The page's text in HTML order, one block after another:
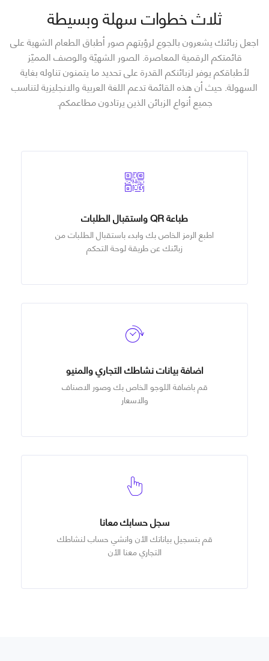
ثلاث خطوات سهلة وبسيطة
اجعل زبائنك يشعرون بالجوع لرؤيتهم صور أطباق الطعام الشهية على
قائمتكم الرقمية المعاصرة. الصور الشهيّة والوصف المميّز
لأطباقكم يوفر لزبائنكم القدرة على تحديد ما يتمنون تناوله بغاية
السهولة. حيث أن هذه القائمة تدعم اللغة العربية والانجليزية لتناسب
جميع أنواع الزبائن الذين يرتادون مطاعمكم.
طباعة QR واستقبال الطلبات
اطبع الرمز الخاص بك وابدء باستقبال الطلبات من
زبائنك عن طريقة لوحة التحكم
اضافة بيانات نشاطك التجاري والمنيو
قم باضافة اللوجو الخاص بك وصور الاصناف
والاسعار
سجل حسابك معانا
قم بتسجيل بياناتك الأن وانشي حساب لنشاطك
التجاري معنا الأن